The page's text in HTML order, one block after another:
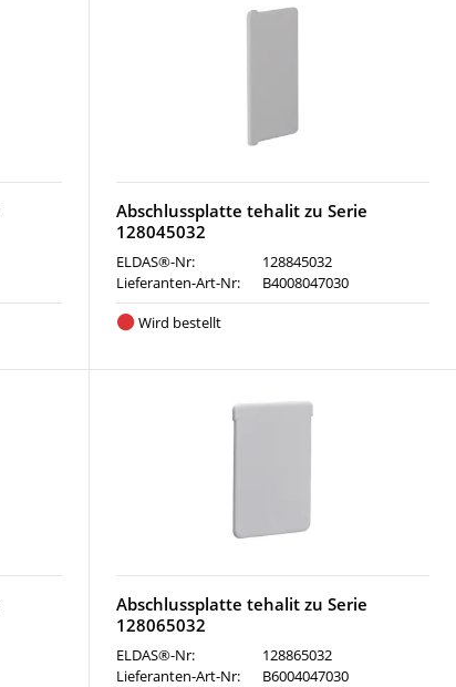
Abschlussplatte tehalit zu Serie
128045032
ELDAS®-Nr:
128845032
Lieferanten-Art-Nr:
B4008047030
Wird bestellt
Abschlussplatte tehalit zu Serie
128065032
ELDAS®-Nr:
128865032
Lieferanten-Art-Nr:
B6004047030